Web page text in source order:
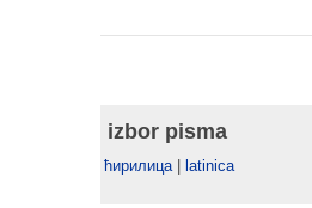
izbor pisma
ћирилица| latinica